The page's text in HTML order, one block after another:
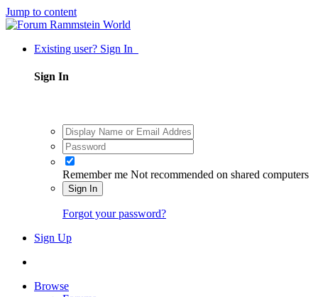
Jump to content
Existing user? Sign In
Sign In
Remember me Not recommended on shared computers
Sign In
Forgot your password?
Sign Up
Browse